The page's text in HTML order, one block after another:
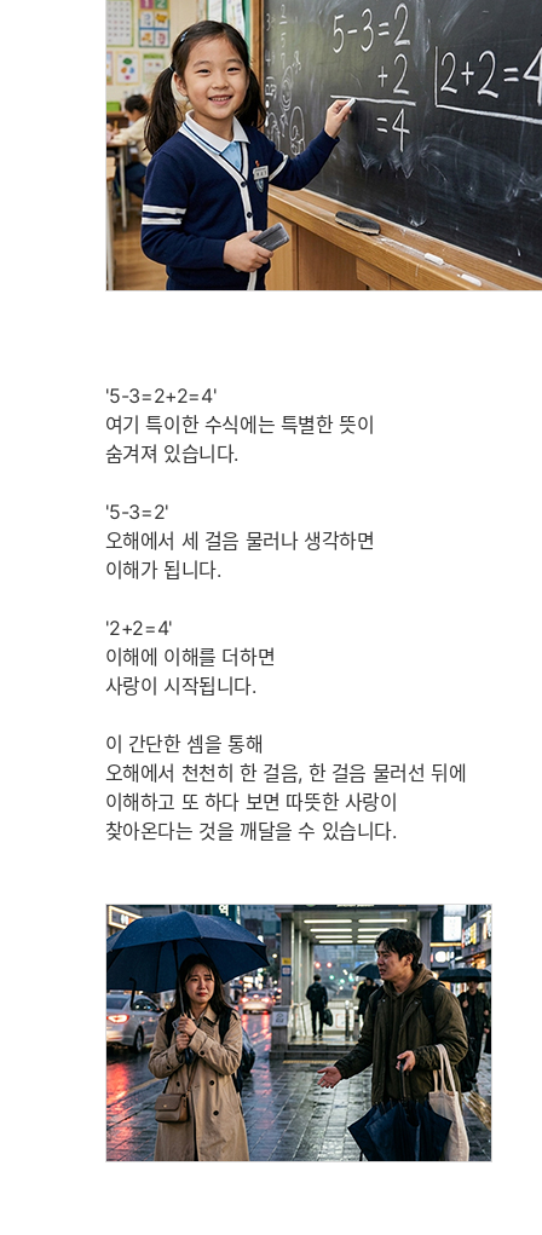
'5-3=2+2=4'
여기 특이한 수식에는 특별한 뜻이
숨겨져 있습니다.
'5-3=2'
오해에서 세 걸음 물러나 생각하면
이해가 됩니다.
'2+2=4'
이해에 이해를 더하면
사랑이 시작됩니다.
이 간단한 셈을 통해
오해에서 천천히 한 걸음, 한 걸음 물러선 뒤에
이해하고 또 하다 보면 따뜻한 사랑이
찾아온다는 것을 깨달을 수 있습니다.